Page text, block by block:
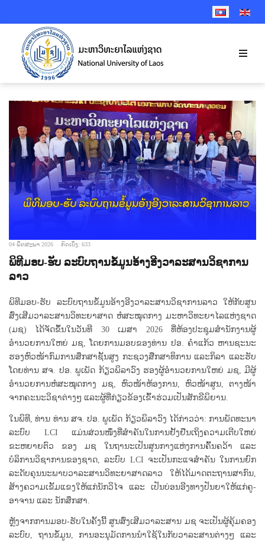
SELECT YOUR
04 ພຶດສະພາ 2026 ກົດເບິ່ງ: 633
ພິທີມອບ-ຮັບ ລະບົບຖານຂໍ້ມູນອ້າງອີງວາລະສານວິຊາການ
ລາວ
ພິທີມອບ-ຮັບ ລະບົບຖານຂໍ້ມູນອ້າງອີງວາລະສານວິຊາການລາວ ໃຫ້ກັບສູນ
ສົ່ງເສີມວາລະສານວິທະຍາສາດ ຫໍສະໝຸດກາງ ມະຫາວິທະຍາໄລແຫ່ງຊາດ
(ມຊ) ໄດ້ຈັດຂຶ້ນໃນວັນທີ 30 ເມສາ 2026 ທີ່ຫ້ອງປະຊຸມສຳນັກງານຜູ້
ອຳນວຍການໃຫຍ່ ມຊ, ໂດຍການມອບຂອງທ່ານ ປອ. ຄໍາແກ້ວ ຫານຊະນະ
ຮອງຫົວໜ້າກົມການສຶກສາຊັ້ນສູງ ກະຊວງສືກສາທິການ ແລະກິລາ ແລະຮັບ
ໂດຍທ່ານ ສຈ. ປອ. ພູເພັດ ກ້ຽວພິລາວົງ ຮອງຜູ້ອຳນວຍການໃຫຍ່ ມຊ, ມີຜູ້
ອຳນວຍການຫໍສະໝຸດກາງ ມຊ, ຫົວໜ້າຫ້ອງການ, ຫົວໜ້າສູນ, ຕາງໜ້າ
ຈາກຄະນະວິຊາຕ່າງໆ ແລະຜູ້ທີ່ກ່ຽວຂ້ອງເຂົ້າຮ່ວມເປັນສັກຂີພິຍານ.
ໃນພິທີ, ທ່ານ ທ່ານ ສຈ. ປອ. ພູເພັດ ກ້ຽວພິລາວົງ ໄດ້ກ່າວວ່າ: ການພັດທະນາ
ລະບົບ LCI ແມ່ນສ່ວນໜຶ່ງທີ່ສຳຄັນໃນການຢັ້ງຢືນເຖິງຄວາມເຕີບໃຫຍ່
ຂະຫຍາຍຕົວ ຂອງ ມຊ ໃນຖານະເປັນສູນກາງແຫ່ງການຄົ້ນຄວ້າ ແລະ
ບໍລິການວິຊາການຂອງຊາດ, ລະບົບ LCI ຈະເປັນກະແຈສຳຄັນ ໃນການຍົກ
ລະດັບຄຸນນະພາບວາລະສານວິທະຍາສາດລາວ ໃຫ້ໄດ້ມາດຕະຖານສາກົນ,
ສ້າງຄວາມເຂັ້ມແຂງໃຫ້ແກ່ນັກວິໄຈ ແລະ ເປັນບ່ອນອີງທາງປັນຍາໃຫ້ແກ່ຄູ-
ອາຈານ ແລະ ນັກສຶກສາ.
ຫຼັງຈາກການມອບ-ຮັບໃນຄັ້ງນີ້ ສູນສົ່ງເສີມວາລະສານ ມຊ ຈະເປັນຜູ້ຄຸ້ມຄອງ
ລະບົບ, ຖານຂໍ້ມູນ, ການອະນຸມັດການນຳໃຊ້ໃນກັບວາລະສານຕ່າງໆ ແລະ